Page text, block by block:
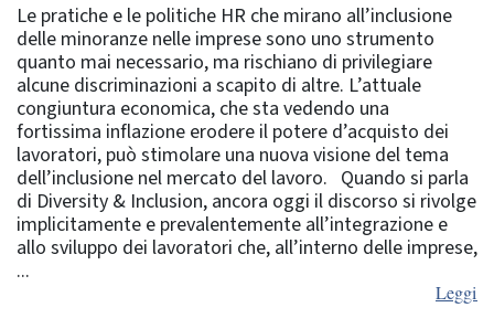
Le pratiche e le politiche HR che mirano all’inclusione
delle minoranze nelle imprese sono uno strumento
quanto mai necessario, ma rischiano di privilegiare
alcune discriminazioni a scapito di altre. L’attuale
congiuntura economica, che sta vedendo una
fortissima inflazione erodere il potere d’acquisto dei
lavoratori, può stimolare una nuova visione del tema
dell’inclusione nel mercato del lavoro. Quando si parla
di Diversity & Inclusion, ancora oggi il discorso si rivolge
implicitamente e prevalentemente all’integrazione e
allo sviluppo dei lavoratori che, all’interno delle imprese,
...
Leggi